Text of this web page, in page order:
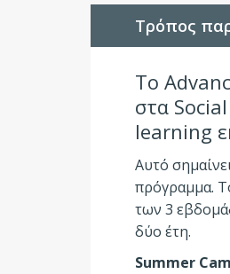
Τρόπος
Το
στα
learning
Αυτό
πρόγραμμα.
των 3
δύο έτη.
Summer